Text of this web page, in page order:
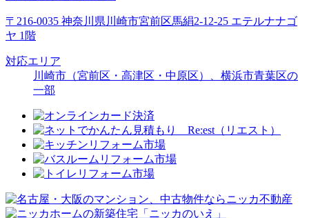
〒216-0035 神奈川県川崎市宮前区馬絹2-12-25 エテルナナゴ
ヤ 1階
対応エリア
川崎市（宮前区・高津区・中原区）、横浜市青葉区の
一部